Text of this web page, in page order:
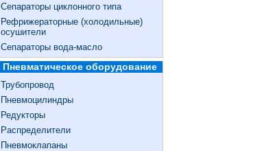
Сепараторы циклонного типа
Рефрижераторные (холодильные)
осушители
Сепараторы вода-масло
Пневматическое оборудование
Трубопровод
Пневмоцилиндры
Редукторы
Распределители
Пневмоклапаны